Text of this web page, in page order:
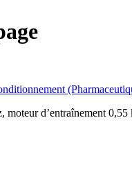
d’entraînement